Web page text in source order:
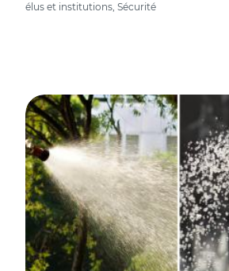
élus et institutions, Sécurité